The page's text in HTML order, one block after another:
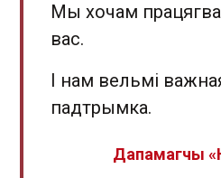
Мы хочам
вас.
І нам вельмі
падтрымка.
Дапамагчы